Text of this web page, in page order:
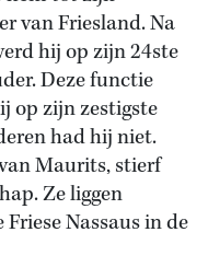
van Friesland. Na
hij op zijn 24ste
Deze functie
op zijn zestigste
had hij niet.
Maurits, stierf
Ze liggen
Nassaus in de